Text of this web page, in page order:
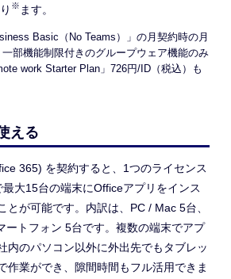
※ ます。
Basic（No Teams）」の月契約時の月
部機能制限付きのグループウェア機能のみ
work Starter Plan」726円/ID（税込）も
える
365) を契約すると、1つのライセンス
大15台の端末にOfficeアプリをインス
とが可能です。内訳は、PC / Mac 5台、
ートフォン 5台です。複数の端末でアプ
内のパソコン以外に外出先でもタブレッ
作業ができ、隙間時間もフル活用できま